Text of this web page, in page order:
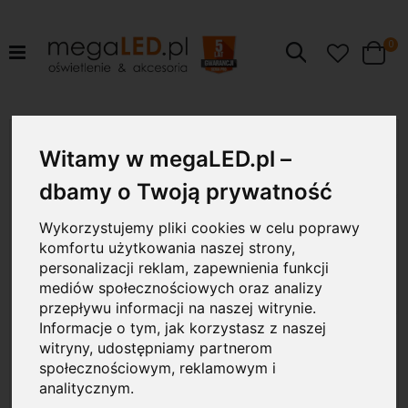
Witamy w megaLED.pl –
dbamy o Twoją prywatność
Wykorzystujemy pliki cookies w celu poprawy
komfortu użytkowania naszej strony,
personalizacji reklam, zapewnienia funkcji
mediów społecznościowych oraz analizy
przepływu informacji na naszej witrynie.
Informacje o tym, jak korzystasz z naszej
witryny, udostępniamy partnerom
społecznościowym, reklamowym i
analitycznym.
Szukaj Cart
0
koniec